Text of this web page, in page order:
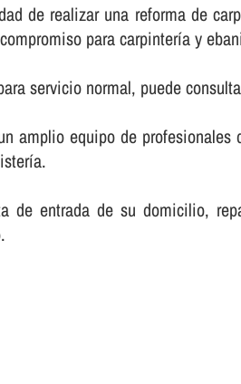
de realizar una reforma de
para carpinterí­a y
servicio normal, puede
amplio equipo de
de entrada de su domicilio,